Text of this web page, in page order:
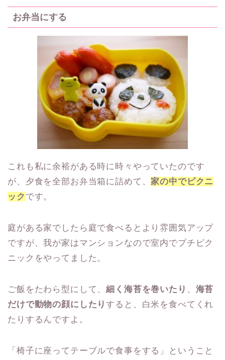
お弁当にする
これも私に余裕がある時に時々やっていたのです
が、夕食を全部お弁当箱に詰めて、家の中でピクニ
ック です。
庭がある家でしたら庭で食べるとより雰囲気アップ
ですが、我が家はマンションなので室内でプチピク
ニックをやってました。
ご飯をたわら型にして、細く海苔を巻いたり 、 海苔
だけで動物の顔にしたりすると、白米を食べてくれ
たりするんですよ。
「椅子に座ってテーブルで食事をする」ということ